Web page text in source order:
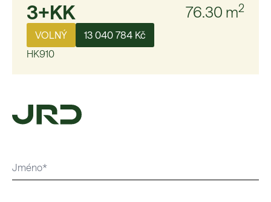
3+KK 76.30 m2
VOLNÝ
13 040 784 Kč
HK910